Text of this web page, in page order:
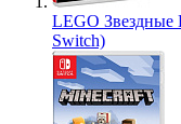
LEGO Звездные
Switch)